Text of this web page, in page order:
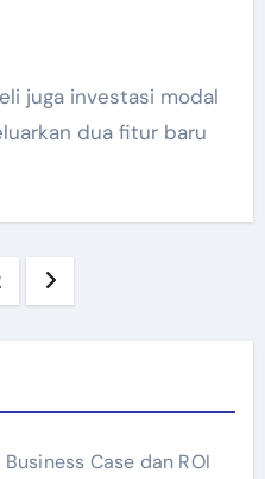
dua fitur baru
Case dan ROI